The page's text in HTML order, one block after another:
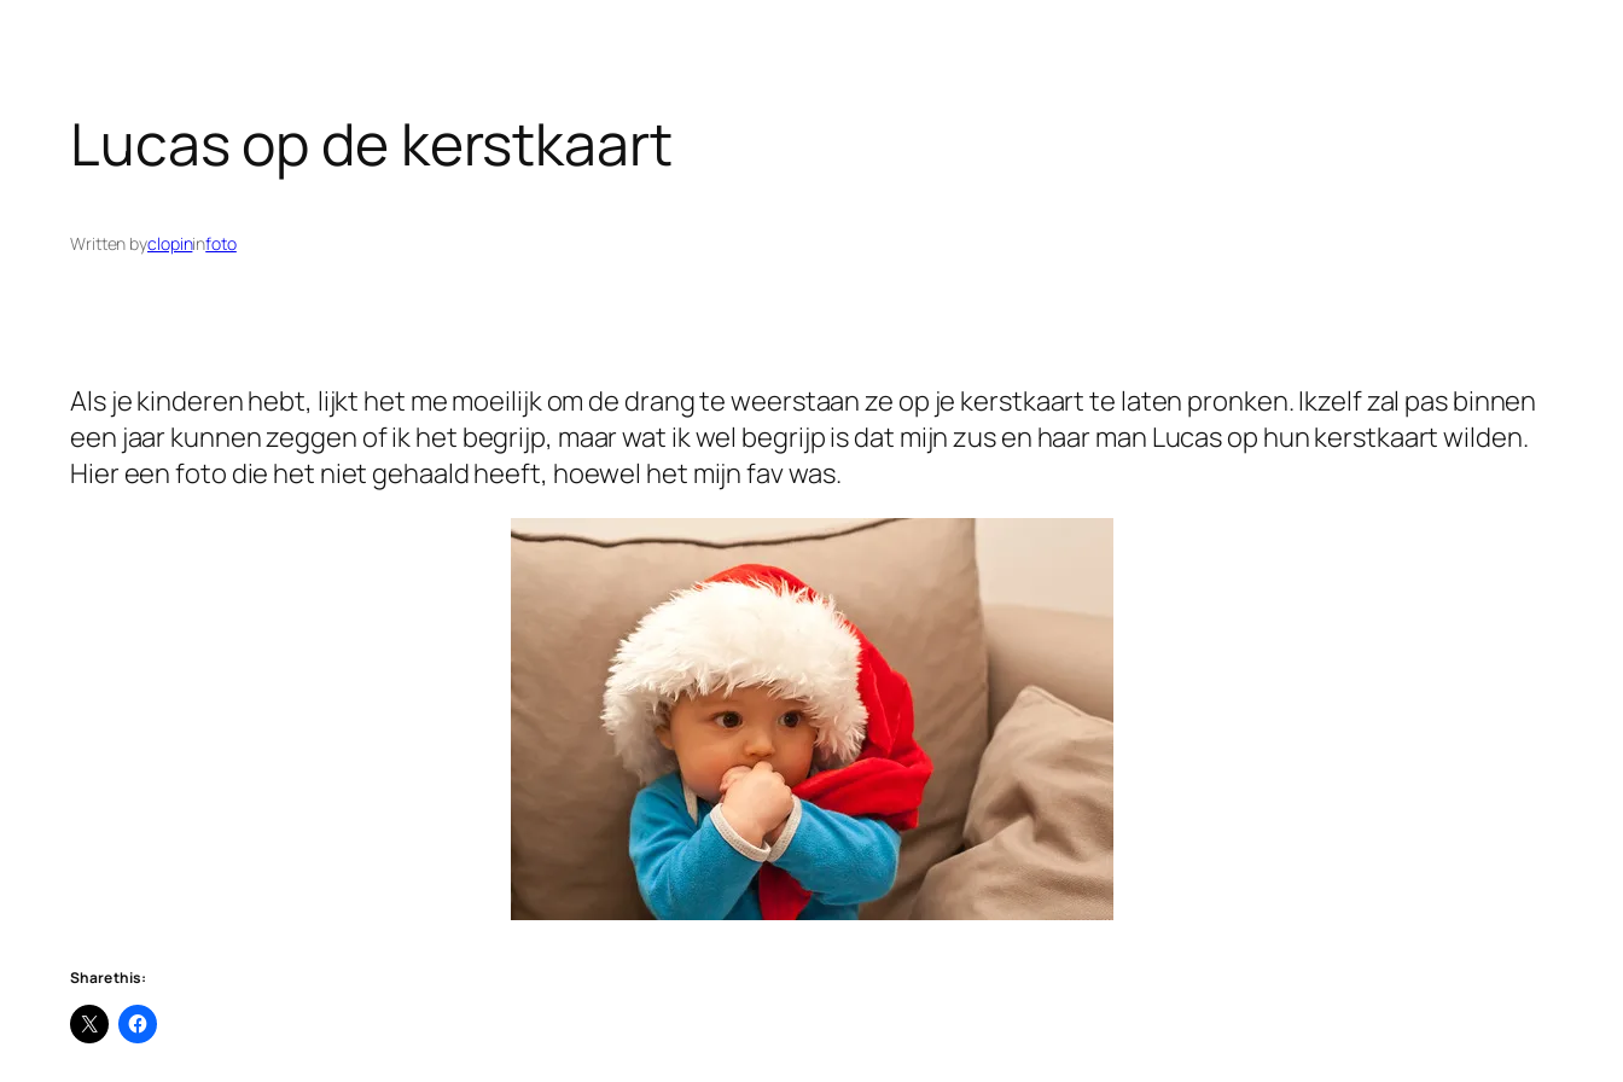
Lucas op de kerstkaart
Written byclopininfoto
Als je kinderen hebt, lijkt het me moeilijk om de drang te weerstaan ze op je kerstkaart te laten pronken. Ikzelf zal pas binnen
een jaar kunnen zeggen of ik het begrijp, maar wat ik wel begrijp is dat mijn zus en haar man Lucas op hun kerstkaart wilden.
Hier een foto die het niet gehaald heeft, hoewel het mijn fav was.
Share this: